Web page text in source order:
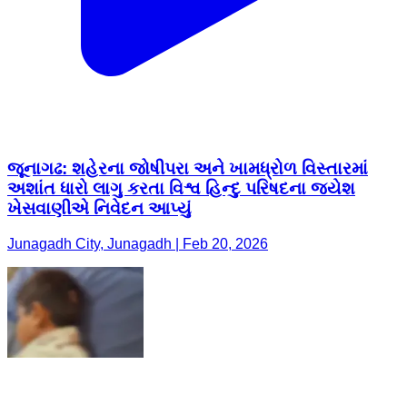
જૂનાગઢ: શહેરના જોષીપરા અને ખામધ્રોળ વિસ્તારમાં
અશાંત ધારો લાગુ કરતા વિશ્વ હિન્દુ પરિષદના જયેશ
ખેસવાણીએ નિવેદન આપ્યું
Junagadh City, Junagadh | Feb 20, 2026